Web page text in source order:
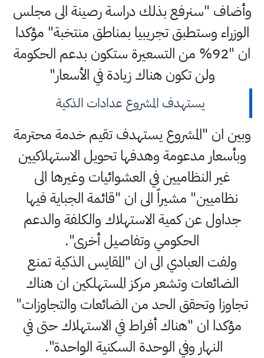
وأضاف "سنرفع بذلك دراسة رصينة الى مجلس
الوزراء وستطبق تجريبيا بمناطق منتخبة" مؤكدا
ان "92% من التسعيرة ستكون بدعم الحكومة
ولن تكون هناك زيادة في الأسعار"
يستهدف المشروع عدادات الذكية
وبين ان "المشروع يستهدف تقيم خدمة محترمة
وبأسعار مدعومة وهدفها تحويل الاستهلاكيين
غير النظاميين في العشوائيات وغيرها الى
نظاميين" مشيراً الى ان "قائمة الجباية فيها
جداول عن كمية الاستهلاك والكلفة والدعم
الحكومي وتفاصيل أخرى".
ولفت العبادي الى ان "المقايس الذكية تمنع
الضائعات وتشعر مركز المستهلكين ان هناك
تجاوزا وتحقق الحد من الضائعات والتجاوزات"
مؤكدا ان "هناك أفراط في الاستهلاك حتى في
النهار وفي الوحدة السكنية الواحدة".